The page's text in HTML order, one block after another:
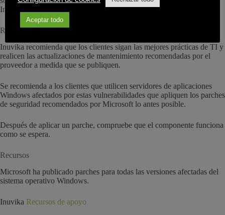
Inuvika.
Recomendación actual para clientes de OVD Enterprise
Inuvika recomienda que los clientes sigan las mejores prácticas de TI y
realicen las actualizaciones de mantenimiento recomendadas por el
proveedor a medida que se publiquen.
Se recomienda a los clientes que utilicen servidores de aplicaciones
Windows afectados por estas vulnerabilidades que apliquen los parches
de seguridad recomendados por Microsoft lo antes posible.
Después de aplicar un parche, compruebe que el componente funciona
como se espera.
Recursos
Microsoft ha publicado parches para todas las versiones afectadas del
sistema operativo Windows.
Inuvika Recursos de apoyo
Aceptar todo